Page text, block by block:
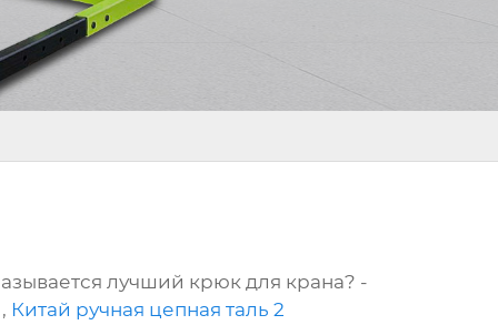
лучший крюк для крана? -
, Китай ручная цепная таль 2